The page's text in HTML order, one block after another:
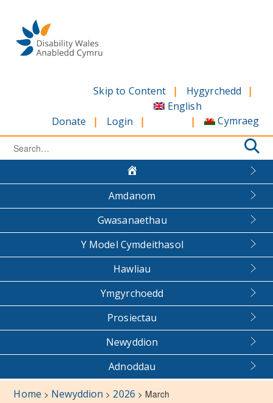
content
Skip to Content Hygyrchedd
Donate Login
English
Cymraeg
Search
Amdanom
Gwasanaethau
Y Model Cymdeithasol
Hawliau
Ymgyrchoedd
Prosiectau
Newyddion
Adnoddau
Home > Newyddion > 2026 > March